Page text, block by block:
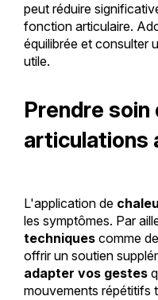
peut réduire
fonction articulaire.
équilibrée et consulter
utile.
Prendre soin
articulations
L'application de
les symptômes. Par
techniquescomme
offrir un soutien
adapter vos gestes
mouvements répétitifs